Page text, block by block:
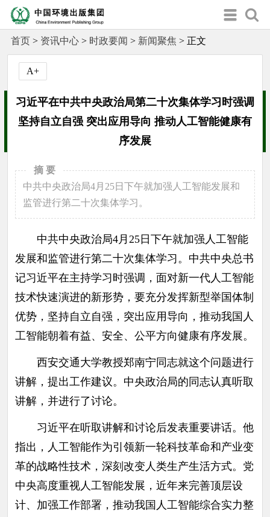
首页> 资讯中心> 时政要闻 > 新闻聚焦 > 正文
A+
习近平在中共中央政治局第二十次集体学习时强调
坚持自立自强 突出应用导向 推动人工智能健康有
序发展
摘 要
中共中央政治局4月25日下午就加强人工智能发展和
监管进行第二十次集体学习。
中共中央政治局4月25日下午就加强人工智能
发展和监管进行第二十次集体学习。中共中央总书
记习近平在主持学习时强调，面对新一代人工智能
技术快速演进的新形势，要充分发挥新型举国体制
优势，坚持自立自强，突出应用导向，推动我国人
工智能朝着有益、安全、公平方向健康有序发展。
西安交通大学教授郑南宁同志就这个问题进行
讲解，提出工作建议。中央政治局的同志认真听取
讲解，并进行了讨论。
习近平在听取讲解和讨论后发表重要讲话。他
指出，人工智能作为引领新一轮科技革命和产业变
革的战略性技术，深刻改变人类生产生活方式。党
中央高度重视人工智能发展，近年来完善顶层设
计、加强工作部署，推动我国人工智能综合实力整